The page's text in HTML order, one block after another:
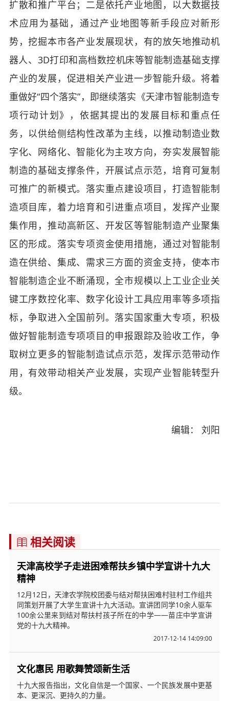
扩散和推广平台；二是依托产业地图，以大数据技
术应用为基础，通过产业地图等新手段应对新形
势，挖掘本市各产业发展现状，有的放矢地推动机
器人、3D打印和高档数控机床等智能制造基础支撑
产业的发展，促进相关产业进一步智能升级。将着
重做好“四个落实”，即继续落实《天津市智能制造专
项行动计划》，依据其提出的发展目标和重点任
务，以供给侧结构性改革为主线，以推动制造业数
字化、网络化、智能化为主攻方向，夯实发展智能
制造的基础支撑条件，开展试点示范，培育可复制
可推广的新模式。落实重点建设项目，打造智能制
造项目库，着力培育和引进重点项目，发挥产业聚
集作用，推动高新区、开发区等智能制造产业聚集
区的形成。落实专项资金使用措施，通过对智能制
造在供给、集成、需求三方面的资金支持，使本市
智能制造企业不断涌现，全市规模以上工业企业关
键工序数控化率、数字化设计工具应用率等多项指
标，争取进入全国前列。落实国家重大专项，积极
做好智能制造专项项目的申报跟踪及验收工作，争
取树立更多的智能制造试点示范，发挥示范带动作
用，有效带动相关产业发展，实现产业智能转型升
级。
编辑： 刘阳
 相关阅读
天津高校学子走进困难帮扶乡镇中学宣讲十九大
精神
12月12日，天津农学院校团委与结对帮扶困难村驻村工作组共
同策划开展了大学生宣讲十九大活动。宣讲团同学10余人驱车
100余公里来到结对帮扶村孩子所在的中学——苗庄中学宣讲
党的十九大精神。
2017-12-14 14:09:00
文化惠民 用歌舞赞颂新生活
十九大报告指出，文化自信是一个国家、一个民族发展中更基
本、更深沉、更持久的力量。